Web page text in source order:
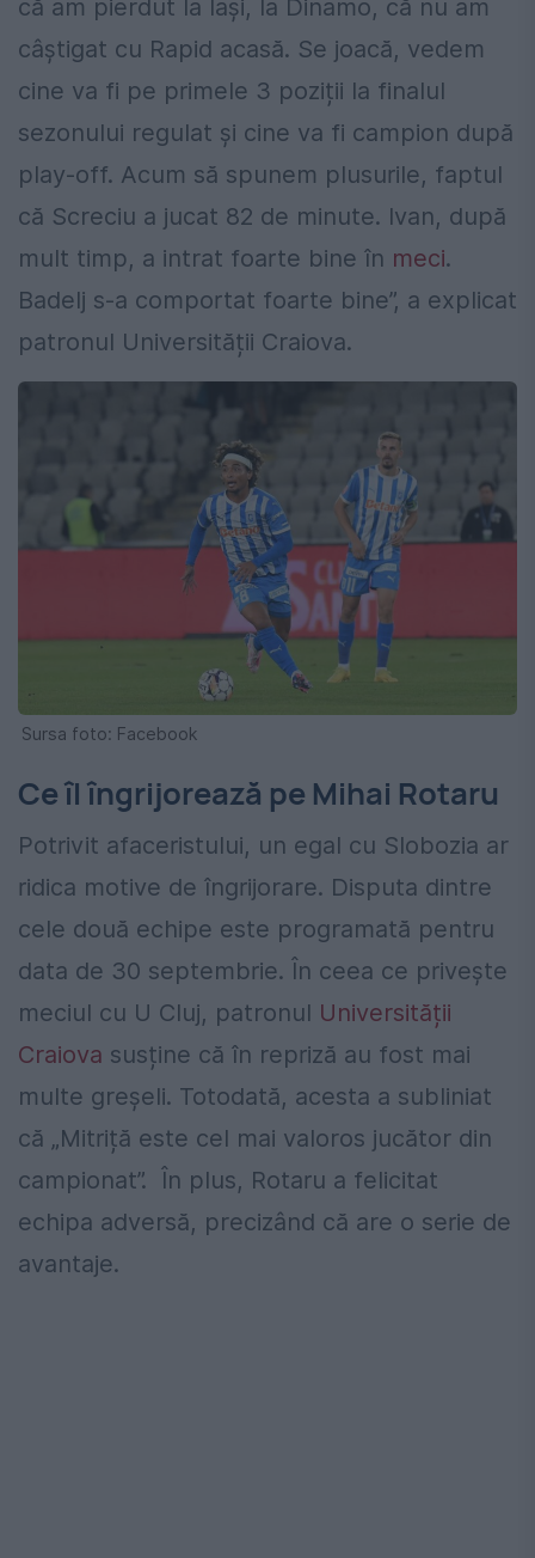
că am pierdut la Iași, la Dinamo, că nu am
câștigat cu Rapid acasă. Se joacă, vedem
cine va fi pe primele 3 poziții la finalul
sezonului regulat și cine va fi campion după
play-off. Acum să spunem plusurile, faptul
că Screciu a jucat 82 de minute. Ivan, după
mult timp, a intrat foarte bine în meci.
Badelj s-a comportat foarte bine”, a explicat
patronul Universității Craiova.
Sursa foto: Facebook
Ce îl îngrijorează pe Mihai Rotaru
Potrivit afaceristului, un egal cu Slobozia ar
ridica motive de îngrijorare. Disputa dintre
cele două echipe este programată pentru
data de 30 septembrie. În ceea ce privește
meciul cu U Cluj, patronul Universității
Craiova susține că în repriză au fost mai
multe greșeli. Totodată, acesta a subliniat
că „Mitriță este cel mai valoros jucător din
campionat”. În plus, Rotaru a felicitat
echipa adversă, precizând că are o serie de
avantaje.